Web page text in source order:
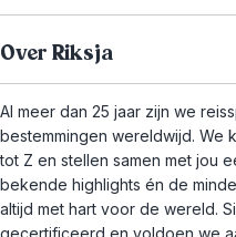
Over Riksja
Al meer dan 25 jaar zijn we
bestemmingen wereldwijd. We
tot Z en stellen samen met jou
bekende highlights én de
altijd met hart voor de wereld.
gecertificeerd en voldoen we